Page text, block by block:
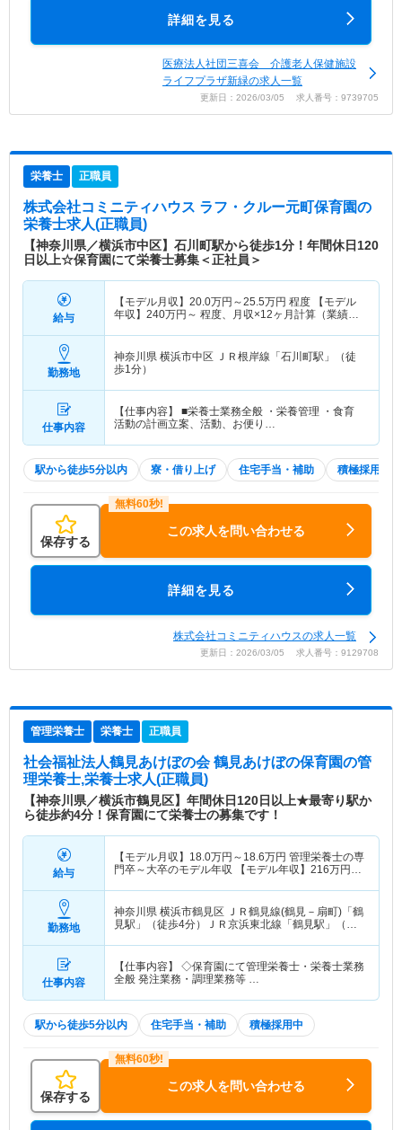
詳細を見る
医療法人社団三喜会 介護老人保健施設
ライフプラザ新緑の求人一覧
更新日：2026/03/05 求人番号：9739705
栄養士 正職員
株式会社コミニティハウス ラフ・クルー元町保育園の
栄養士求人(正職員)
【神奈川県／横浜市中区】石川町駅から徒歩1分！年間休日120
日以上☆保育園にて栄養士募集＜正社員＞
給与
【モデル月収】 20.0万円～25.5万円 程度 【モデル
年収】 240万円～ 程度、月収×12ヶ月計算（業績に
勤務地
神奈川県 横浜市中区 ＪＲ根岸線「石川町駅」（徒
歩1分）
仕事内容
【仕事内容】 ■栄養士業務全般 ・栄養管理 ・食育
活動の計画立案、活動、お便り…
駅から徒歩5分以内 寮・借り上げ 住宅手当・補助 積極採用中
保存する
この求人を問い合わせる
詳細を見る
株式会社コミニティハウスの求人一覧
更新日：2026/03/05 求人番号：9129708
管理栄養士 栄養士 正職員
社会福祉法人鶴見あけぼの会 鶴見あけぼの保育園の管
理栄養士,栄養士求人(正職員)
【神奈川県／横浜市鶴見区】年間休日120日以上★最寄り駅か
ら徒歩約4分！保育園にて栄養士の募集です！
給与
【モデル月収】 18.0万円～ 18.6万円 管理栄養士の専
門卒～大卒のモデル年収 【モデル年収】 216万円～
勤務地
神奈川県 横浜市鶴見区 ＪＲ鶴見線(鶴見－扇町)「鶴
見駅」（徒歩4分）ＪＲ京浜東北線「鶴見駅」（徒
仕事内容
【仕事内容】 ◇保育園にて管理栄養士・栄養士業務
全般 発注業務・調理業務等 …
駅から徒歩5分以内 住宅手当・補助 積極採用中
保存する
この求人を問い合わせる